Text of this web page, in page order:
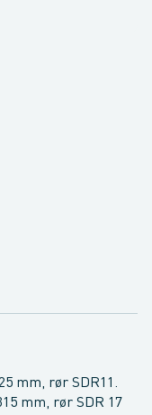
mm, rør SDR11.
mm, rør SDR 17